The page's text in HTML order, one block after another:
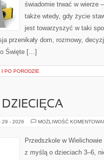
świadomie trwać w wierze
także wtedy, gdy życie
jest towarzyszyć w taki
przenikały dom, rozmowy,
Święte […]
I PO PORODZIE
29 - 2026 MOŻLIWOŚĆ
Przedszkole w
z myślą o dzieciach 3–6,